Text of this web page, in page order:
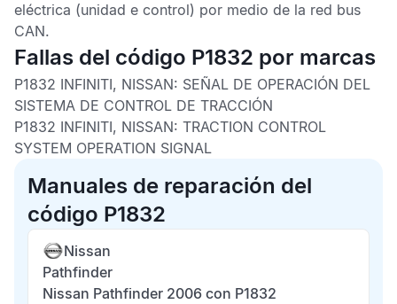
eléctrica (unidad e control) por medio de la red bus
CAN.
Fallas del código P1832 por marcas
P1832 INFINITI, NISSAN: SEÑAL DE OPERACIÓN DEL
SISTEMA DE CONTROL DE TRACCIÓN
P1832 INFINITI, NISSAN: TRACTION CONTROL
SYSTEM OPERATION SIGNAL
Manuales de reparación del
código P1832
Nissan
Pathfinder
Nissan Pathfinder 2006 con P1832